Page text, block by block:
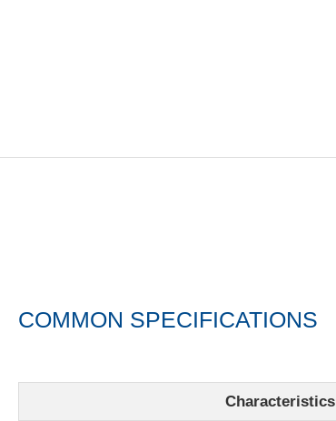
COMMON SPECIFICATIONS
Characteristics